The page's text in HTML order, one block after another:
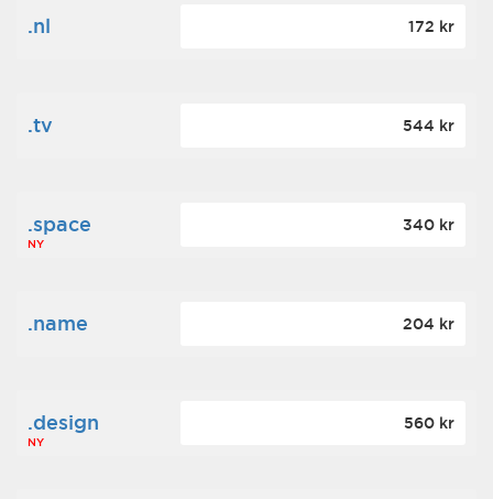
.nl 172 kr
.tv 544 kr
.space
NY
340 kr
.name 204 kr
.design
NY
560 kr